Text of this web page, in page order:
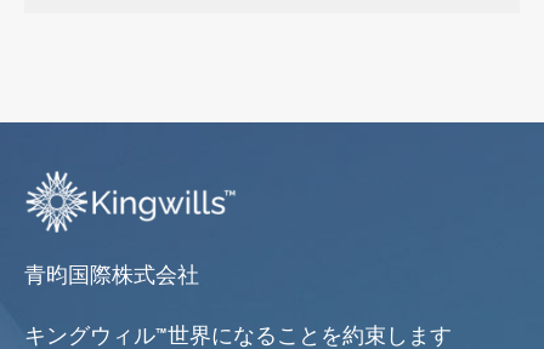
青昀国際株式会社
キングウィル™世界になることを約束します